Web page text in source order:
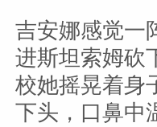
吉安娜感觉一
进斯坦索姆砍
校她摇晃着身
下头，口鼻中